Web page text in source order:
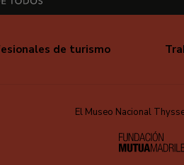
de turismo
El Museo Nacional